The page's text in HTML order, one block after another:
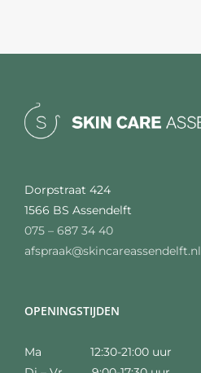
Dorpstraat 424
1566 BS Assendelft
075 – 687 34 40
afspraak@skincareassendelft.nl
OPENINGSTIJDEN
Ma 12:30-21:00 uur